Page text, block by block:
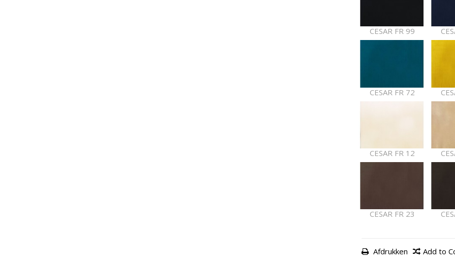
CESAR FR 99
CESAR FR 72
CESAR FR 12
CESAR FR 23
Afdrukken Add to